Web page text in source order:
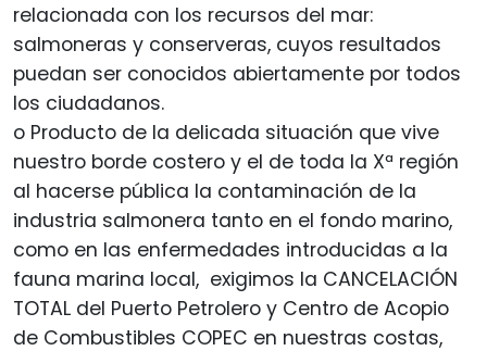
relacionada con los recursos del mar:
salmoneras y conserveras, cuyos resultados
puedan ser conocidos abiertamente por todos
los ciudadanos.
o Producto de la delicada situación que vive
nuestro borde costero y el de toda la Xª región
al hacerse pública la contaminación de la
industria salmonera tanto en el fondo marino,
como en las enfermedades introducidas a la
fauna marina local, exigimos la CANCELACIÓN
TOTAL del Puerto Petrolero y Centro de Acopio
de Combustibles COPEC en nuestras costas,